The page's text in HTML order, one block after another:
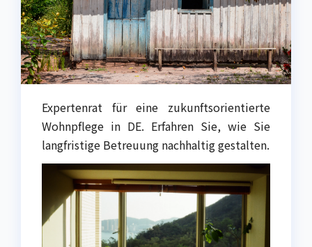
Expertenrat für eine zukunftsorientierte
Wohnpflege in DE. Erfahren Sie, wie Sie
langfristige Betreuung nachhaltig gestalten.